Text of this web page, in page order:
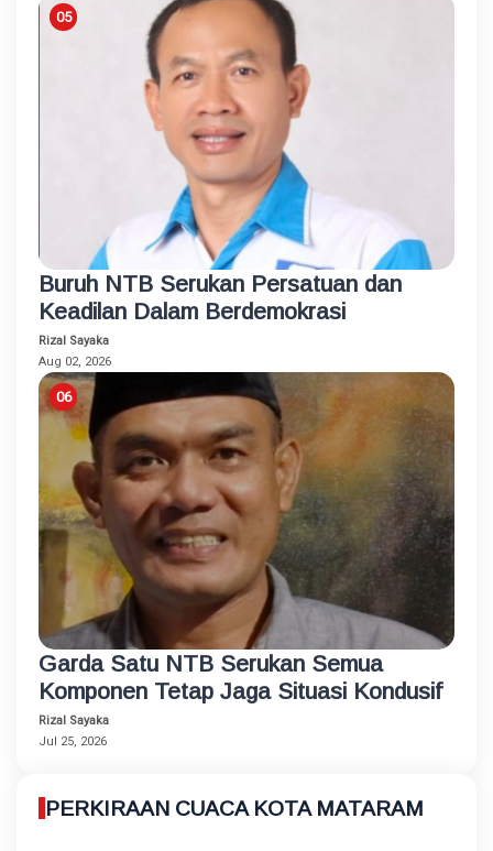
Buruh NTB Serukan Persatuan dan
Keadilan Dalam Berdemokrasi
Rizal Sayaka
Aug 02, 2026
Garda Satu NTB Serukan Semua
Komponen Tetap Jaga Situasi Kondusif
Rizal Sayaka
Jul 25, 2026
PERKIRAAN CUACA KOTA MATARAM